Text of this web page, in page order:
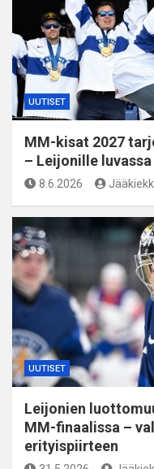
UUTISET
MM-kisat 2027
– Leijonille
8.6.2026
UUTISET
Leijonien
MM-finaalissa –
erityispiirteen